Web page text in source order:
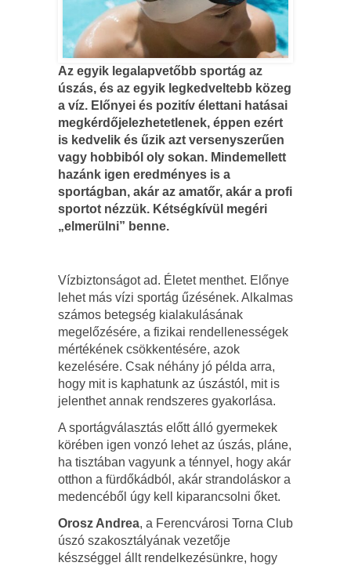
Az egyik legalapvetőbb sportág az
úszás, és az egyik legkedveltebb közeg
a víz. Előnyei és pozitív élettani hatásai
megkérdőjelezhetetlenek, éppen ezért
is kedvelik és űzik azt versenyszerűen
vagy hobbiból oly sokan. Mindemellett
hazánk igen eredményes is a
sportágban, akár az amatőr, akár a profi
sportot nézzük. Kétségkívül megéri
„elmerülni” benne.
Vízbiztonságot ad. Életet menthet. Előnye
lehet más vízi sportág űzésének. Alkalmas
számos betegség kialakulásának
megelőzésére, a fizikai rendellenességek
mértékének csökkentésére, azok
kezelésére. Csak néhány jó példa arra,
hogy mit is kaphatunk az úszástól, mit is
jelenthet annak rendszeres gyakorlása.
A sportágválasztás előtt álló gyermekek
körében igen vonzó lehet az úszás, pláne,
ha tisztában vagyunk a ténnyel, hogy akár
otthon a fürdőkádból, akár strandoláskor a
medencéből úgy kell kiparancsolni őket.
Orosz Andrea, a Ferencvárosi Torna Club
úszó szakosztályának vezetője
készséggel állt rendelkezésünkre, hogy